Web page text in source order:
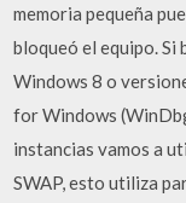
memoria pequeña
bloqueó el equipo. Si
Windows 8 o
for Windows
instancias vamos a
SWAP, esto utiliza